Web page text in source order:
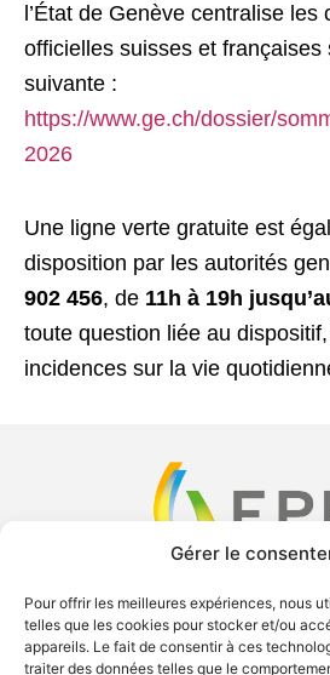
Gérer le
Pour offrir les meilleures expériences, nous
telles que les cookies pour stocker et/ou
appareils. Le fait de consentir à ces
traiter des données telles que le
l’État de Genève centralise
officielles suisses et françaises
suivante :
https://www.ge.ch/dossier/
2026
Une ligne verte gratuite est
disposition par les autorités
902 456, de 11h à 19h
toute question liée au
incidences sur la vie
F
X
Y